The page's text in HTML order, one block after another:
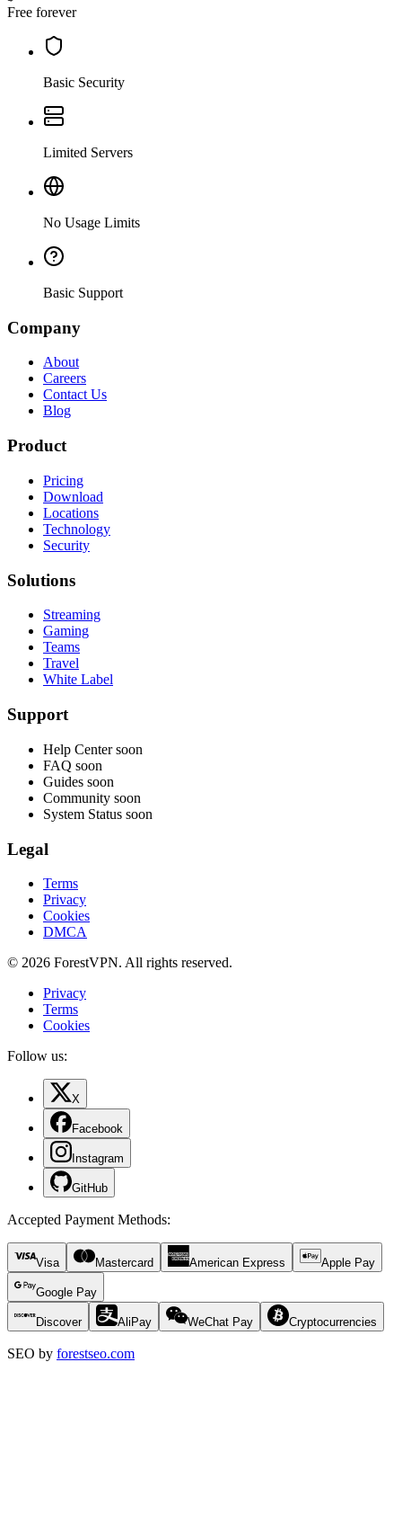
Free forever
Basic Security
Limited Servers
No Usage Limits
Basic Support
Company
About
Careers
Contact Us
Blog
Product
Pricing
Download
Locations
Technology
Security
Solutions
Streaming
Gaming
Teams
Travel
White Label
Support
Help Center soon
FAQ soon
Guides soon
Community soon
System Status soon
Legal
Terms
Privacy
Cookies
DMCA
© 2026 ForestVPN. All rights reserved.
Privacy
Terms
Cookies
Follow us:
X
Facebook
Instagram
GitHub
Accepted Payment Methods:
Visa Mastercard American Express Apple Pay
Google Pay
Discover AliPay WeChat Pay Cryptocurrencies
SEO by forestseo.com